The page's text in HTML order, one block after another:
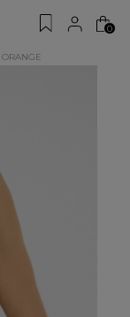
0
ORANGE